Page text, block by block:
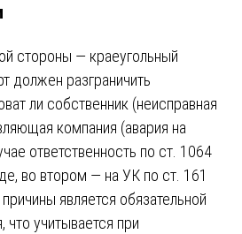
стороны — краеугольный
должен разграничить
ли собственник (неисправная
компания (авария на
ответственность по ст. 1064
во втором — на УК по ст. 161
является обязательной
что учитывается при